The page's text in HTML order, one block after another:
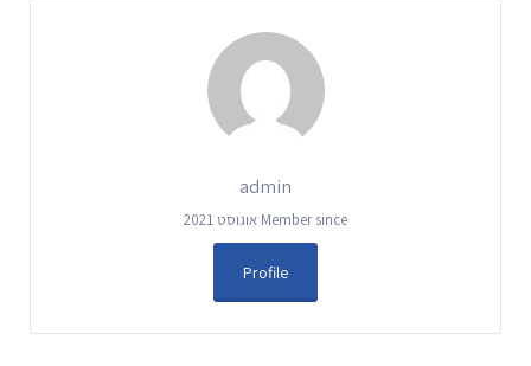
admin
Member since אוגוסט 2021
Profile